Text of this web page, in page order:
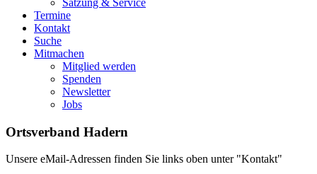
Termine
Kontakt
Suche
Mitmachen
Mitglied werden
Spenden
Newsletter
Jobs
Ortsverband Hadern
Unsere eMail-Adressen finden Sie links oben unter "Kontakt"